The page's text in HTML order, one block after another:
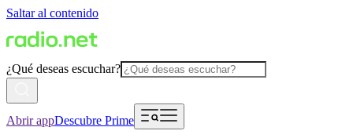
Saltar al contenido
¿Qué deseas escuchar?
Abrir appDescubre Prime